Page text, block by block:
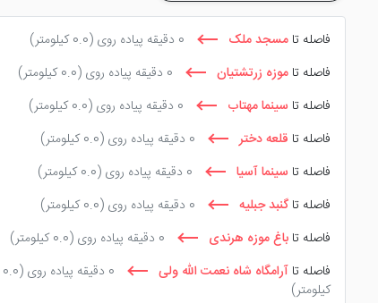
فاصله تا مسجد ملک 0 دقیقه پیاده روی
(0.0 کیلومتر)
فاصله تا موزه زرتشتیان 0 دقیقه پیاده روی
(0.0 کیلومتر)
فاصله تا سینما مهتاب 0 دقیقه پیاده روی
(0.0 کیلومتر)
فاصله تا قلعه دختر 0 دقیقه پیاده روی
(0.0 کیلومتر)
فاصله تا سینما آسیا 0 دقیقه پیاده روی
(0.0 کیلومتر)
فاصله تا گنبد جبلیه 0 دقیقه پیاده روی
(0.0 کیلومتر)
فاصله تا باغ موزه هرندی 0 دقیقه پیاده روی
(0.0 کیلومتر)
فاصله تا آرامگاه شاه نعمت الله ولی 0 دقیقه پیاده روی
(0.0
کیلومتر)